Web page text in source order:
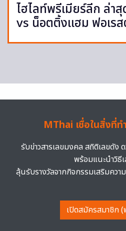
ไฮไลท์พรีเมียร์ลีก ล่า
vs น็อตติ้งแฮม ฟอเร
MThai เชื่อในสิ่งที่ท
รับข่าวสารเลขมงคล สถิติเลขดัง
พร้อมแนะนำวิธี
ลุ้นรับรางวัลจากกิจกรรมเสริมคว
เปิดสมัครสมาชิก (